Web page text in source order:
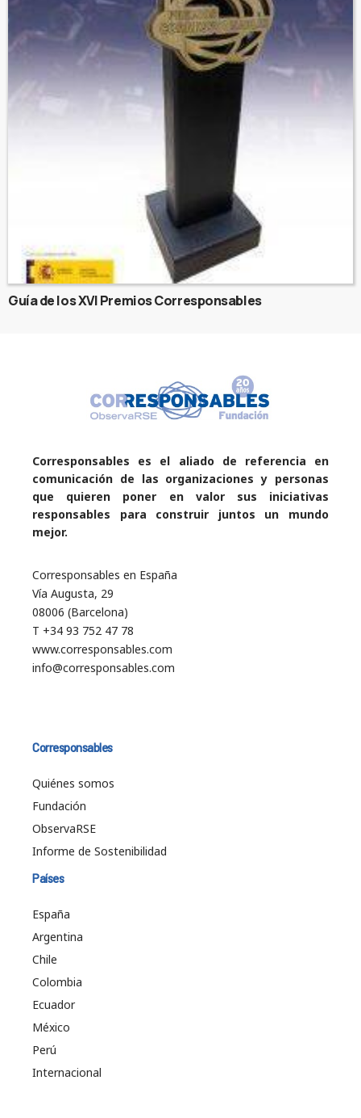
Guía de los XVI Premios Corresponsables
Corresponsables es el aliado de referencia en
comunicación de las organizaciones y personas
que quieren poner en valor sus iniciativas
responsables para construir juntos un mundo
mejor.
Corresponsables en España
Vía Augusta, 29
08006 (Barcelona)
T +34 93 752 47 78
www.corresponsables.com
info@corresponsables.com
Corresponsables
Quiénes somos
Fundación
ObservaRSE
Informe de Sostenibilidad
Países
España
Argentina
Chile
Colombia
Ecuador
México
Perú
Internacional